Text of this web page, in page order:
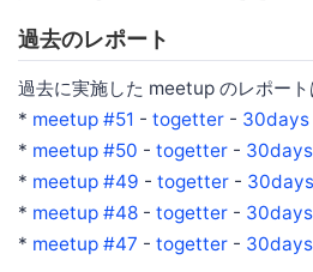
過去のレポート
過去に実施した meetup のレポー
* meetup #51 - togetter - 30days
* meetup #50 - togetter - 30days
* meetup #49 - togetter - 30days
* meetup #48 - togetter - 30days
* meetup #47 - togetter - 30days